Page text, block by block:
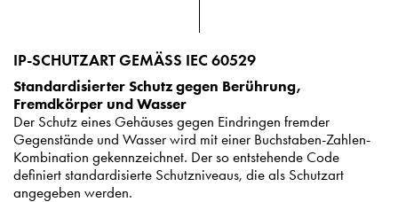
IP-SCHUTZART GEMÄSS IEC 60529
Standardisierter Schutz gegen Berührung,
Fremdkörper und Wasser
Der Schutz eines Gehäuses gegen Eindringen fremder
Gegenstände und Wasser wird mit einer Buchstaben-Zahlen-
Kombination gekennzeichnet. Der so entstehende Code
definiert standardisierte Schutzniveaus, die als Schutzart
angegeben werden.